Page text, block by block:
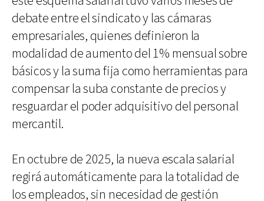
debate entre el sindicato y las cámaras
empresariales, quienes definieron la
modalidad de aumento del 1% mensual sobre
básicos y la suma fija como herramientas para
compensar la suba constante de precios y
resguardar el poder adquisitivo del personal
mercantil.
En octubre de 2025, la nueva escala salarial
regirá automáticamente para la totalidad de
los empleados, sin necesidad de gestión